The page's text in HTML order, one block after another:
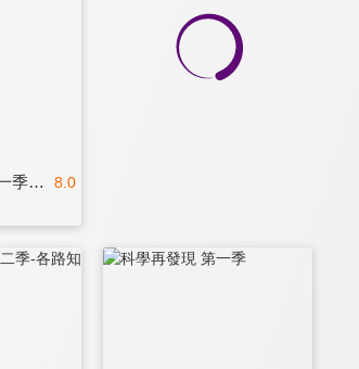
8.0
可能性調查署 第一季-星際移民